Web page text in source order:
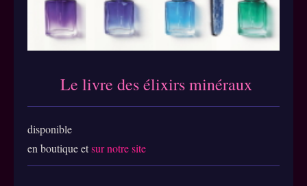
Le livre des élixirs minéraux
disponible
en boutique etsur notre site